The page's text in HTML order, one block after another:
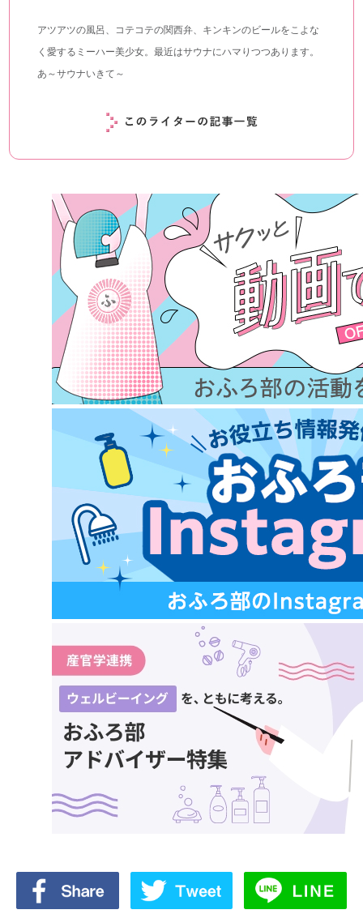
アツアツの風呂、コテコテの関西弁、キンキンのビールをこよな
く愛するミーハー美少女。最近はサウナにハマりつつあります。
あ～サウナいきて～